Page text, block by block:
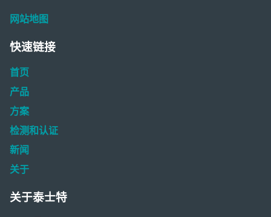
网站地图
快速链接
首页
产品
方案
检测和认证
新闻
关于
关于泰士特